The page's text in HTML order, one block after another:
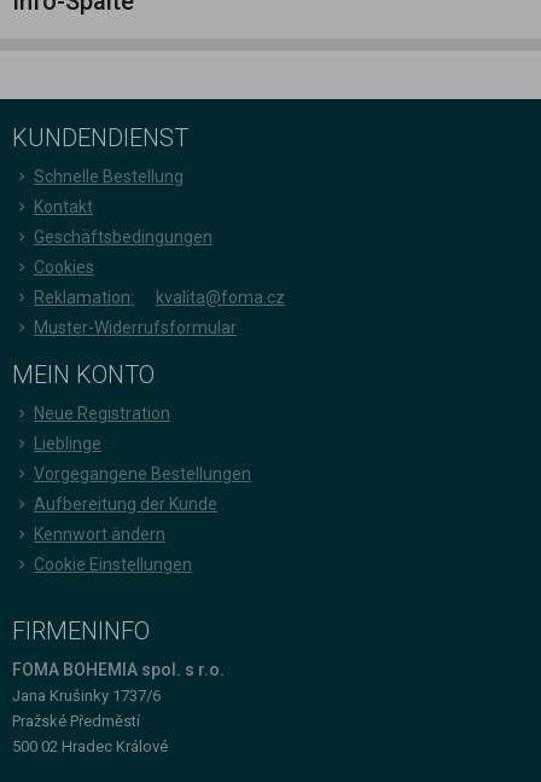
KUNDENDIENST
Schnelle Bestellung
Kontakt
Geschäftsbedingungen
Cookies
Reklamation:
kvalita@foma.cz
Muster-Widerrufsformular
MEIN KONTO
Neue Registration
Lieblinge
Vorgegangene Bestellungen
Aufbereitung der Kunde
Kennwort ändern
Cookie Einstellungen
FIRMENINFO
FOMA BOHEMIA spol. s r.o.
Jana Krušinky 1737/6
Pražské Předměstí
500 02 Hradec Králové